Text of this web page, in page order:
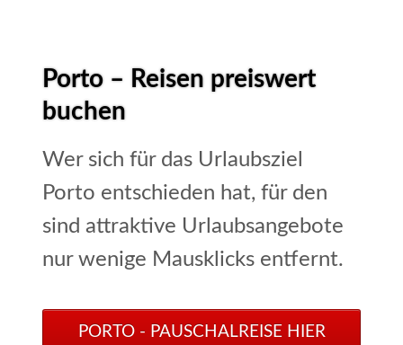
Porto – Reisen preiswert
buchen
Wer sich für das Urlaubsziel
Porto entschieden hat, für den
sind attraktive Urlaubsangebote
nur wenige Mausklicks entfernt.
PORTO - PAUSCHALREISE HIER